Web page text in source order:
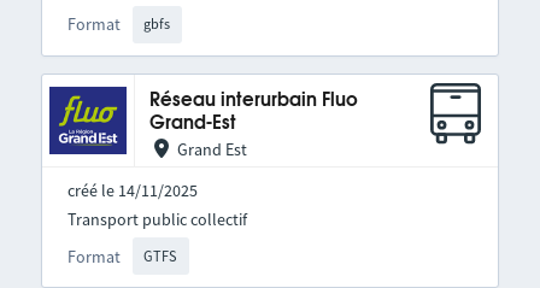
Format gbfs
Réseau interurbain Fluo
Grand-Est
Grand Est
créé le 14/11/2025
Format GTFS
Transport public collectif